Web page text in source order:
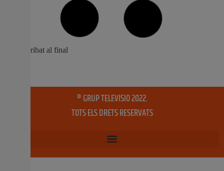
L’Ajuntament ha portat a terme les obres de millora d’un
tram del carrer Major, concretament el que concorre des
de la cantonada amb Mare de Déu del Carme fins a
l’Avinguda del Sud. En total, 135 metres que deixen una
No hi ha comentaris